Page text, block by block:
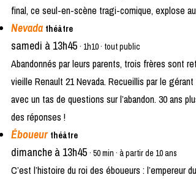
final, ce seul-en-scène tragi-comique, explose
Nevada théâtre
samedi à 13h45· 1h10 · tout public
Abandonnés par leurs parents, trois frères sont
vieille Renault 21 Nevada. Recueillis par le
avec un tas de questions sur l’abandon. 30 ans
des réponses !
Éboueur théâtre
dimanche à 13h45· 50 min · à partir de 10 ans
C’est l’histoire du roi des éboueurs : l’empereur